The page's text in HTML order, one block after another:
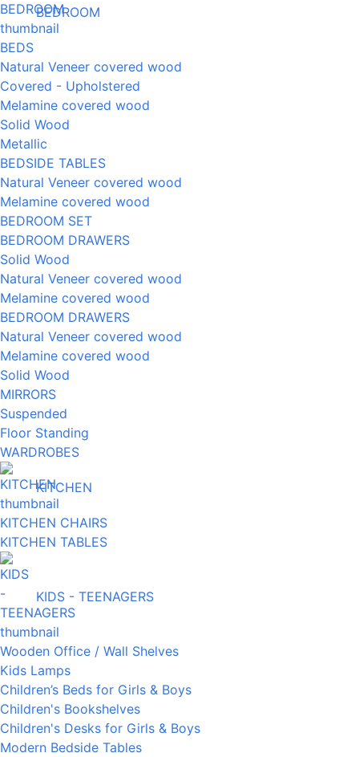
BEDROOM
BEDS
Natural Veneer covered wood
Covered - Upholstered
Melamine covered wood
Solid Wood
Metallic
BEDSIDE TABLES
Natural Veneer covered wood
Melamine covered wood
BEDROOM SET
BEDROOM DRAWERS
Solid Wood
Natural Veneer covered wood
Melamine covered wood
BEDROOM DRAWERS
Natural Veneer covered wood
Melamine covered wood
Solid Wood
MIRRORS
Suspended
Floor Standing
WARDROBES
KITCHEN
KITCHEN CHAIRS
KITCHEN TABLES
KIDS - TEENAGERS
Wooden Office / Wall Shelves
Kids Lamps
Children’s Beds for Girls & Boys
Children's Bookshelves
Children's Desks for Girls & Boys
Modern Bedside Tables